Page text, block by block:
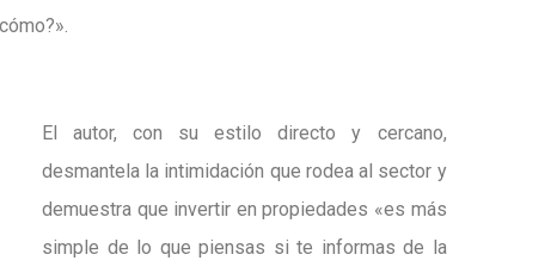
El autor, con su estilo directo y cercano,
desmantela la intimidación que rodea al sector y
demuestra que invertir en propiedades «es más
simple de lo que piensas si te informas de la